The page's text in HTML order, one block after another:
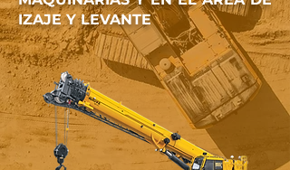
IZAJE Y LEVANTE